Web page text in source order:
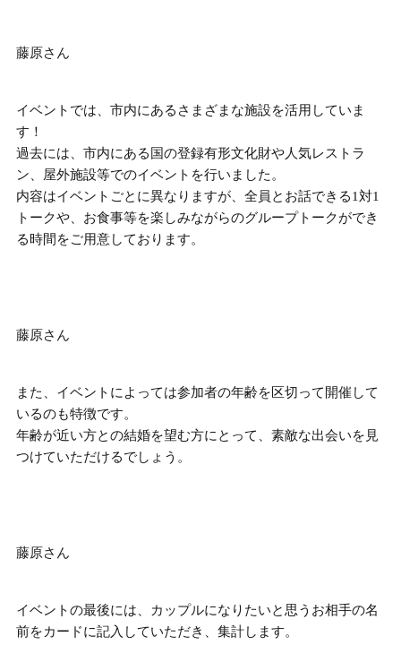
藤原さん
イベントでは、市内にあるさまざまな施設を活用していま
す！
過去には、市内にある国の登録有形文化財や人気レストラ
ン、屋外施設等でのイベントを行いました。
内容はイベントごとに異なりますが、 全員とお話できる1対1
トークや、お食事等を楽しみながらのグループトークができ
る時間 をご用意しております。
藤原さん
また、イベントによっては参加者の年齢を区切って開催して
いるのも特徴です。
年齢が近い方との結婚を望む方にとって、素敵な出会いを見
つけていただけるでしょう。
藤原さん
イベントの最後には、カップルになりたいと思うお相手の名
前をカードに記入していただき、集計します。